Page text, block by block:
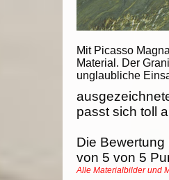
Mit Picasso
Material. Der
unglaubliche
passt sich toll
Die
von 5 von 5
Alle Materialbilder und